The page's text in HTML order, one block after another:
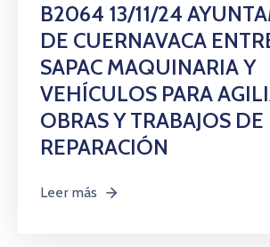
B2064 13/11/24
DE CUERNAVACA
SAPAC MAQUINARIA Y
VEHÍCULOS PARA
OBRAS Y TRABAJOS DE
REPARACIÓN
Leer más